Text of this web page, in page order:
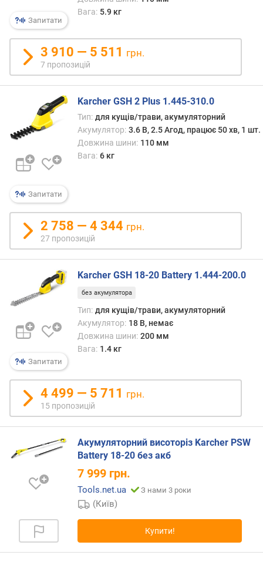
(
)
п
у
ж
і
с
ь
(
.
.
р
е
н
ш
у
м
у
(
д
)
в
а
к
г
Запитати
Вага: 5.9 кг
3 910 — 5 511 грн.
7 пропозицій
Запитати
Karcher GSH 2 Plus 1.445-310.0
Тип: для кущів/трави, акумуляторний
Акумулятор: 3.6 В, 2.5 Агод, працює 50 хв, 1 шт.
Довжина шини: 110 мм
Вага: 6 кг
2 758 — 4 344 грн.
27 пропозицій
Запитати
Karcher GSH 18-20 Battery 1.444-200.0
без акумулятора
Тип: для кущів/трави, акумуляторний
Акумулятор: 18 В, немає
Довжина шини: 200 мм
Вага: 1.4 кг
4 499 — 5 711 грн.
15 пропозицій
Акумуляторний висоторіз Karcher PSW
Battery 18-20 без акб
7 999 грн.
Tools.net.ua З нами 3 роки
(Київ)
Купити!